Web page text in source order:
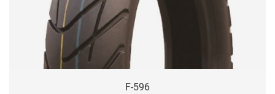
F-596